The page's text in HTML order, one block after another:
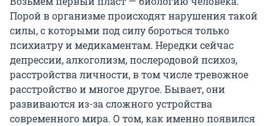
Порой в организме происходят нарушения такой
силы, с которыми под силу бороться только
психиатру и медикаментам. Нередки сейчас
депрессии, алкоголизм, послеродовой психоз,
расстройства личности, в том числе тревожное
расстройство и многое другое. Бывает, они
развиваются из-за сложного устройства
современного мира. О том, как именно появился